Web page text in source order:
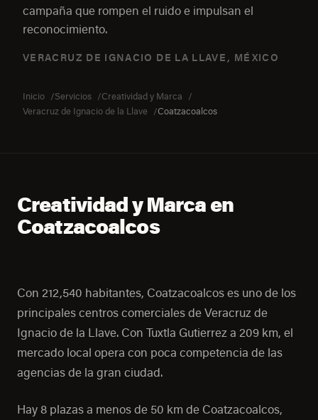
campaña que rompen el ruido e impulsan el
reconocimiento.
VERACRUZ DE IGNACIO DE LA LLAVE, MÉXICO
Inicio Servicios
Creatividad y Marca
Veracruz de Ignacio de la Llave
Coatzacoalcos
Creatividad y Marca en
Coatzacoalcos
Con 212,540 habitantes, Coatzacoalcos es uno de los
principales centros comerciales de Veracruz de
Ignacio de la Llave. Con Tuxtla Gutierrez a 209 km, el
mercado local opera con poca competencia de las
agencias de la gran ciudad.
Hay 8 plazas a menos de 50 km de Coatzacoalcos,